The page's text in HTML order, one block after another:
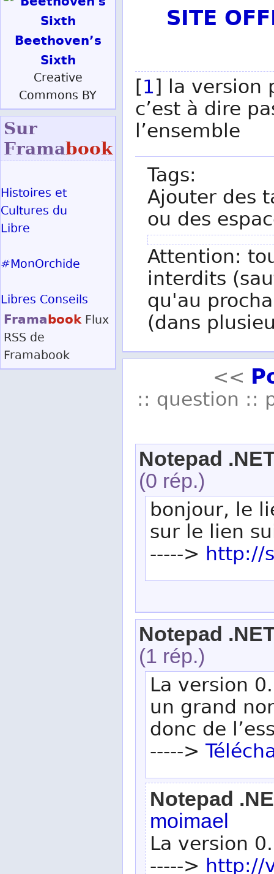
SITE
[1] la version
c’est à dire
l’ensemble
Tags:
Ajouter des
ou des
Attention:
interdits
qu'au
(dans
<<
:: question ::
Notepad
(0 rép.)
bonjour, le
sur le lien
-----> http://
Notepad
(1 rép.)
La version
un grand
donc de
----->
Notepad
moimael
La version
-----> http://
Beethoven’s
Sixth
Creative
Commons BY
Sur
Framabook
Histoires et
Cultures du
Libre
#MonOrchide
Libres Conseils
Framabook Flux
RSS de
Framabook